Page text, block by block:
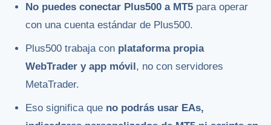
No puedes conectar Plus500 a MT5 para operar
con una cuenta estándar de Plus500.
Plus500 trabaja con plataforma propia
WebTrader y app móvil, no con servidores
MetaTrader.
Eso significa que no podrás usar EAs,